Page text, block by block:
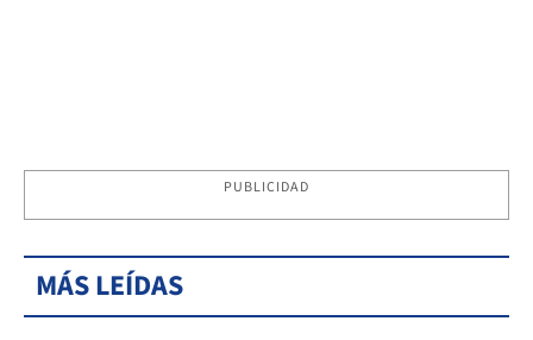
PUBLICIDAD
MÁS LEÍDAS